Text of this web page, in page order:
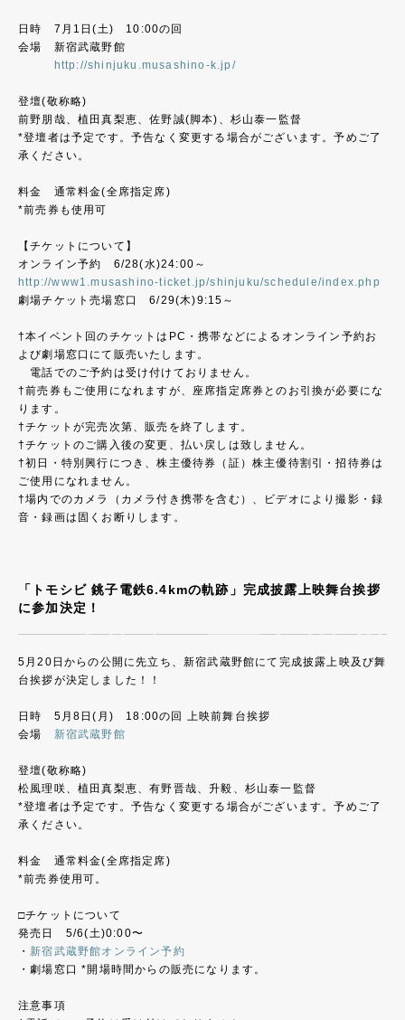
日時 7月1日(土) 10:00の回
会場 新宿武蔵野館
http://shinjuku.musashino-k.jp/
登壇(敬称略)
前野朋哉、植田真梨恵、佐野誠(脚本)、杉山泰一監督
*登壇者は予定です。予告なく変更する場合がございます。予めご了
承ください。
料金 通常料金(全席指定席)
*前売券も使用可
【チケットについて】
オンライン予約 6/28(水)24:00～
http://www1.musashino-ticket.jp/shinjuku/schedule/index.php
劇場チケット売場窓口 6/29(木)9:15～
†本イベント回のチケットはPC・携帯などによるオンライン予約お
よび劇場窓口にて販売いたします。
電話でのご予約は受け付けておりません。
†前売券もご使用になれますが、座席指定席券とのお引換が必要にな
ります。
†チケットが完売次第、販売を終了します。
†チケットのご購入後の変更、払い戻しは致しません。
†初日・特別興行につき、株主優待券（証）株主優待割引・招待券は
ご使用になれません。
†場内でのカメラ（カメラ付き携帯を含む）、ビデオにより撮影・録
音・録画は固くお断りします。
「トモシビ 銚子電鉄6.4kmの軌跡」完成披露上映舞台挨拶
に参加決定！
5月20日からの公開に先立ち、新宿武蔵野館にて完成披露上映及び舞
台挨拶が決定しました！！
日時 5月8日(月) 18:00の回 上映前舞台挨拶
会場 新宿武蔵野館
登壇(敬称略)
松風理咲、植田真梨恵、有野晋哉、升毅、杉山泰一監督
*登壇者は予定です。予告なく変更する場合がございます。予めご了
承ください。
料金 通常料金(全席指定席)
*前売券使用可。
□チケットについて
発売日 5/6(土)0:00〜
・ 新宿武蔵野館オンライン予約
・劇場窓口 *開場時間からの販売になります。
注意事項